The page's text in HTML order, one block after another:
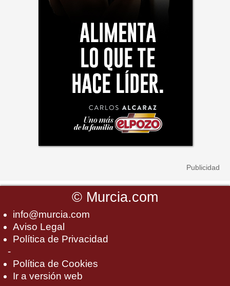
© Murcia.com
info@murcia.com
Aviso Legal
Política de Privacidad
-
Política de Cookies
Ir a versión web